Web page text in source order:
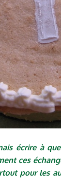
écrire à
ces
pour les